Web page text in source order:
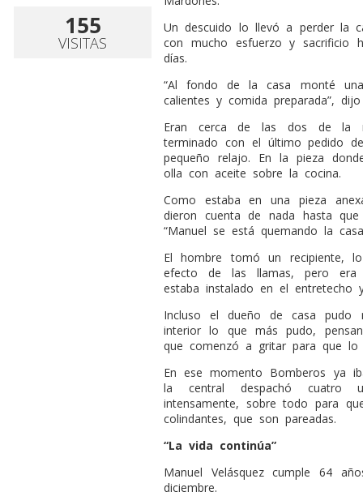
155
VISITAS
Un descuido lo llevó a perder la
con mucho esfuerzo y sacrificio
días.
“Al fondo de la casa monté una
calientes y comida preparada”,
Eran cerca de las dos de la
terminado con el último pedido
pequeño relajo. En la pieza
olla con aceite sobre la cocina.
Como estaba en una pieza
dieron cuenta de nada hasta
“Manuel se está quemando la
El hombre tomó un recipiente,
efecto de las llamas, pero era
estaba instalado en el entretecho
Incluso el dueño de casa pudo
interior lo que más pudo,
que comenzó a gritar para que lo
En ese momento Bomberos ya
la central despachó cuatro
intensamente, sobre todo para
colindantes, que son pareadas.
“La vida continúa”
Manuel Velásquez cumple 64
diciembre.